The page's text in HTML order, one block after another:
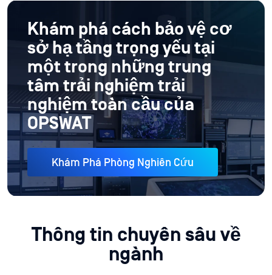
Khám phá cách bảo vệ cơ
sở hạ tầng trọng yếu tại
một trong những trung
tâm trải nghiệm trải
nghiệm toàn cầu của
OPSWAT
Khám Phá Phòng Nghiên Cứu
Thông tin chuyên sâu về
ngành